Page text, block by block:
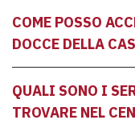
COME POSSO
DOCCE DELLA
QUALI SONO I
TROVARE NEL